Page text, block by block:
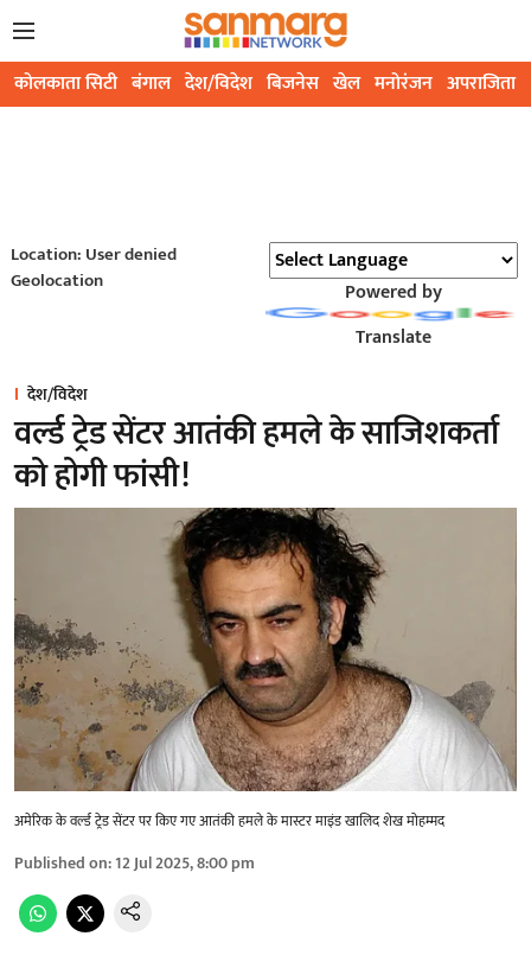
कोलकाता सिटी बंगाल देश/विदेश बिजनेस खेल मनोरंजन अपराजिता
Location: User denied
Geolocation
Powered by
Translate
देश/विदेश
वर्ल्ड ट्रेड सेंटर आतंकी हमले के साजिशकर्ता
को होगी फांसी!
अमेरिक के वर्ल्ड ट्रेड सेंटर पर किए गए आतंकी हमले के मास्टर माइंड खालिद शेख मोहम्मद
Published on:12 Jul 2025, 8:00 pm